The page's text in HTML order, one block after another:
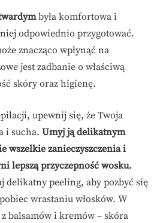
była komfortowa i
odpowiednio przygotować.
znacząco wpłynąć na
jest zadbanie o właściwą
skóry oraz higienę.
upewnij się, że Twoja
i sucha. Umyj ją delikatnym
wszelkie zanieczyszczenia i
lepszą przyczepność wosku.
delikatny peeling, aby pozbyć się
wrastaniu włosków. W
balsamów i kremów – skóra